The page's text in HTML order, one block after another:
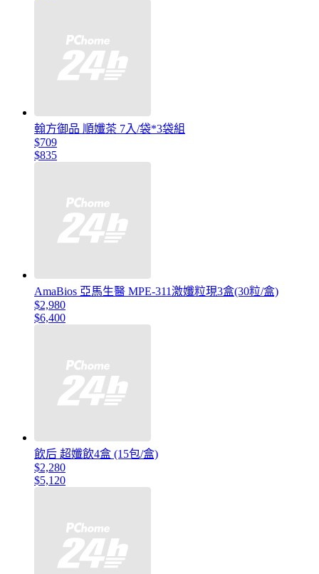
翰方御品 順孅茶 7入/袋*3袋組
$709
$835
AmaBios 亞馬生醫 MPE-311激孅粒現3盒(30粒/盒)
$2,980
$6,400
飲后 超孅飲4盒 (15包/盒)
$2,280
$5,120